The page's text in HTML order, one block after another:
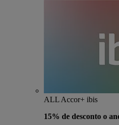
ALL Accor+ ibis
15% de desconto o